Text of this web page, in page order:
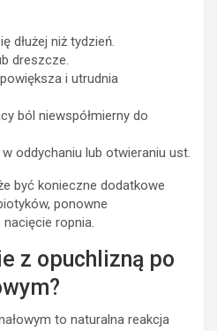
dłużej niż tydzień.
dreszcze.
i utrudnia
ból niewspółmierny do
oddychaniu lub otwieraniu ust.
być konieczne dodatkowe
ponowne
ropnia.
z opuchlizną po
to naturalna reakcja